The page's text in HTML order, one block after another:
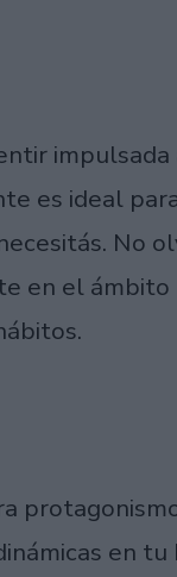
es ideal
No
en el
en